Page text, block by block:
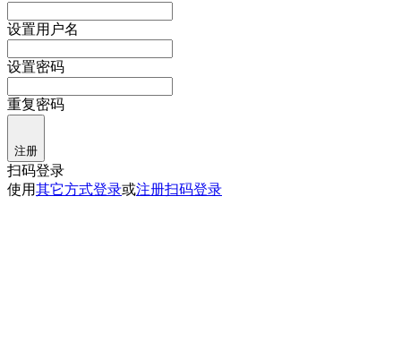
设置用户名
设置密码
重复密码
注册
扫码登录
使用其它方式登录或注册扫码登录